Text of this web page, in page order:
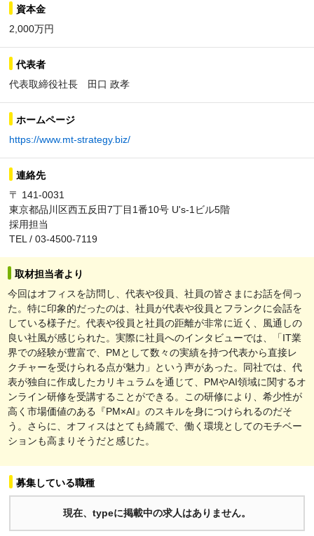
資本金
2,000万円
代表者
代表取締役社長 田口 政孝
ホームページ
https://www.mt-strategy.biz/
連絡先
〒 141-0031
東京都品川区西五反田7丁目1番10号 U's-1ビル5階
採用担当
TEL / 03-4500-7119
取材担当者より
今回はオフィスを訪問し、代表や役員、社員の皆さまにお話を伺っ
た。特に印象的だったのは、社員が代表や役員とフランクに会話を
している様子だ。代表や役員と社員の距離が非常に近く、風通しの
良い社風が感じられた。実際に社員へのインタビューでは、「IT業
界での経験が豊富で、PMとして数々の実績を持つ代表から直接レ
クチャーを受けられる点が魅力」という声があった。同社では、代
表が独自に作成したカリキュラムを通じて、PMやAI領域に関するオ
ンライン研修を受講することができる。この研修により、希少性が
高く市場価値のある『PM×AI』のスキルを身につけられるのだそ
う。さらに、オフィスはとても綺麗で、働く環境としてのモチベー
ションも高まりそうだと感じた。
募集している職種
現在、typeに掲載中の求人はありません。